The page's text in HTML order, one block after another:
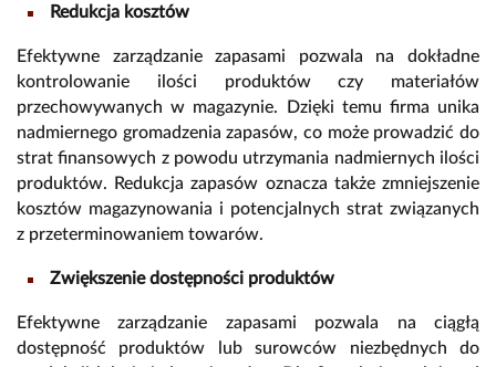
Redukcja kosztów
Efektywne zarządzanie zapasami pozwala na dokładne
kontrolowanie ilości produktów czy materiałów
przechowywanych w magazynie. Dzięki temu firma unika
nadmiernego gromadzenia zapasów, co może prowadzić do
strat finansowych z powodu utrzymania nadmiernych ilości
produktów. Redukcja zapasów oznacza także zmniejszenie
kosztów magazynowania i potencjalnych strat związanych
z przeterminowaniem towarów.
Zwiększenie dostępności produktów
Efektywne zarządzanie zapasami pozwala na ciągłą
dostępność produktów lub surowców niezbędnych do